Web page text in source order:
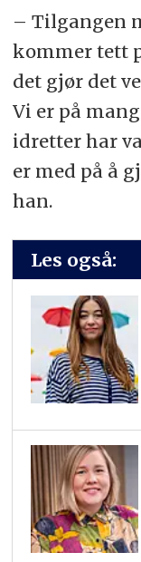
– Tilgangen
kommer tett
det gjør det
Vi er på
idretter har
er med på å
han.
Les også: